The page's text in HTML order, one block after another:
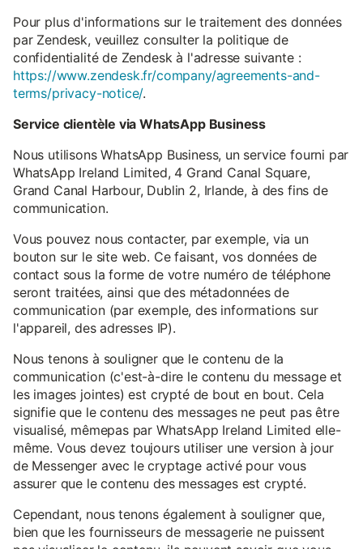
Pour plus d'informations sur le traitement des données
par Zendesk, veuillez consulter la politique de
confidentialité de Zendesk à l'adresse suivante :
https://www.zendesk.fr/company/agreements-and-
terms/privacy-notice/.
Service clientèle via WhatsApp Business
Nous utilisons WhatsApp Business, un service fourni par
WhatsApp Ireland Limited, 4 Grand Canal Square,
Grand Canal Harbour, Dublin 2, Irlande, à des fins de
communication.
Vous pouvez nous contacter, par exemple, via un
bouton sur le site web. Ce faisant, vos données de
contact sous la forme de votre numéro de téléphone
seront traitées, ainsi que des métadonnées de
communication (par exemple, des informations sur
l'appareil, des adresses IP).
Nous tenons à souligner que le contenu de la
communication (c'est-à-dire le contenu du message et
les images jointes) est crypté de bout en bout. Cela
signifie que le contenu des messages ne peut pas être
visualisé, mêmepas par WhatsApp Ireland Limited elle-
même. Vous devez toujours utiliser une version à jour
de Messenger avec le cryptage activé pour vous
assurer que le contenu des messages est crypté.
Cependant, nous tenons également à souligner que,
bien que les fournisseurs de messagerie ne puissent